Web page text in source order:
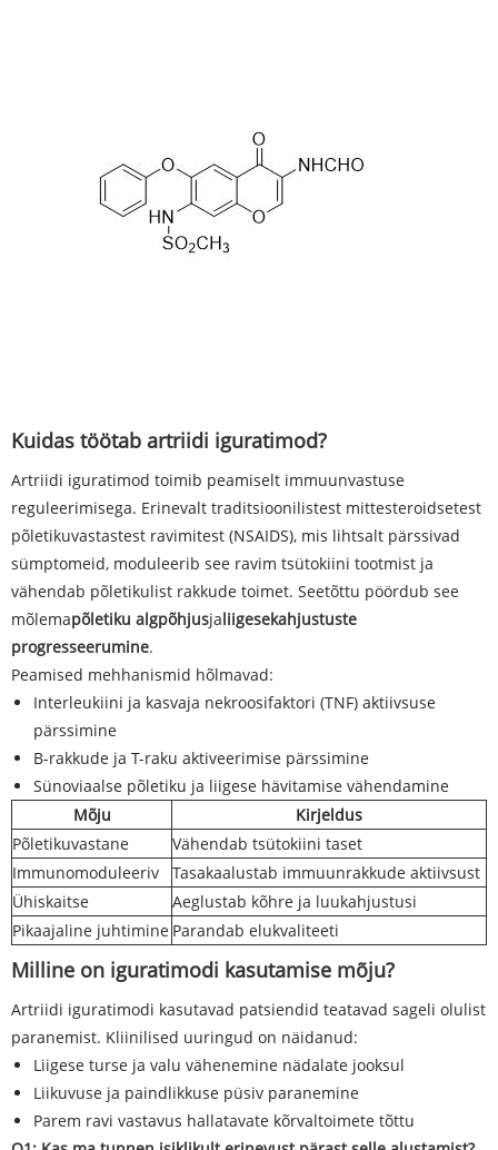
Kuidas töötab artriidi iguratimod?
Artriidi iguratimod toimib peamiselt immuunvastuse
reguleerimisega. Erinevalt traditsioonilistest mittesteroidsetest
põletikuvastastest ravimitest (NSAIDS), mis lihtsalt pärssivad
sümptomeid, moduleerib see ravim tsütokiini tootmist ja
vähendab põletikulist rakkude toimet. Seetõttu pöördub see
mõlemapõletiku algpõhjusjaliigesekahjustuste
progresseerumine.
Peamised mehhanismid hõlmavad:
Interleukiini ja kasvaja nekroosifaktori (TNF) aktiivsuse
pärssimine
B-rakkude ja T-raku aktiveerimise pärssimine
Sünoviaalse põletiku ja liigese hävitamise vähendamine
Mõju
Kirjeldus
Põletikuvastane
Vähendab tsütokiini taset
Immunomoduleeriv
Tasakaalustab immuunrakkude aktiivsust
Ühiskaitse
Aeglustab kõhre ja luukahjustusi
Pikaajaline juhtimine Parandab elukvaliteeti
Milline on iguratimodi kasutamise mõju?
Artriidi iguratimodi kasutavad patsiendid teatavad sageli olulist
paranemist. Kliinilised uuringud on näidanud:
Liigese turse ja valu vähenemine nädalate jooksul
Liikuvuse ja paindlikkuse püsiv paranemine
Parem ravi vastavus hallatavate kõrvaltoimete tõttu